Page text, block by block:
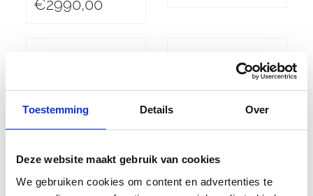
Toestemming Details Over
Deze website maakt gebruik van cookies
We gebruiken cookies om content en advertenties te
€2990,00
900 GP
Yamaha YZF-
R1